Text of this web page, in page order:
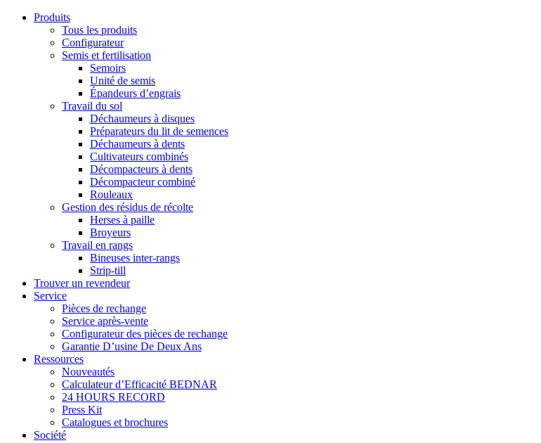
Produits
Tous les produits
Configurateur
Semis et fertilisation
Semoirs
Unité de semis
Épandeurs d’engrais
Travail du sol
Déchaumeurs à disques
Préparateurs du lit de semences
Déchaumeurs à dents
Cultivateurs combinés
Décompacteurs à dents
Décompacteur combiné
Rouleaux
Gestion des résidus de récolte
Herses à paille
Broyeurs
Travail en rangs
Bineuses inter-rangs
Strip-till
Trouver un revendeur
Service
Pièces de rechange
Service après-vente
Configurateur des pièces de rechange
Garantie D’usine De Deux Ans
Ressources
Nouveautés
Calculateur d’Efficacité BEDNAR
24 HOURS RECORD
Press Kit
Catalogues et brochures
Société